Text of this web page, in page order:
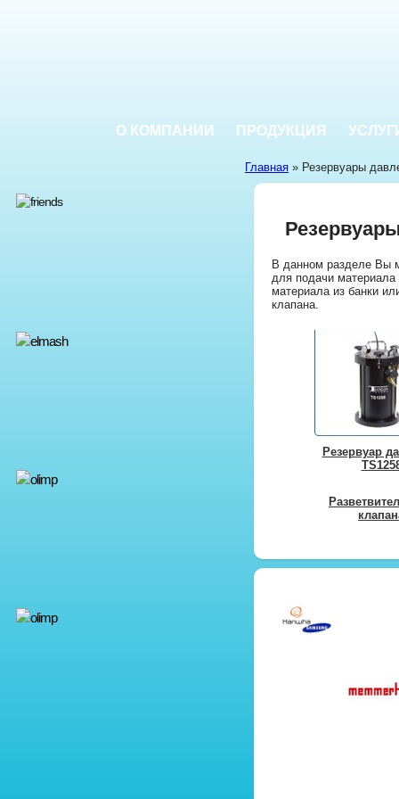
О КОМПАНИИ ПРОДУКЦИЯ
Главная » Резервуары
В данном разделе Вы
для подачи
материала из банки
клапана.
Резервуар